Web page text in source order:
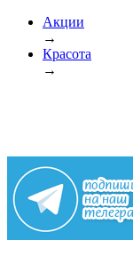
Акции
→
Красота
→